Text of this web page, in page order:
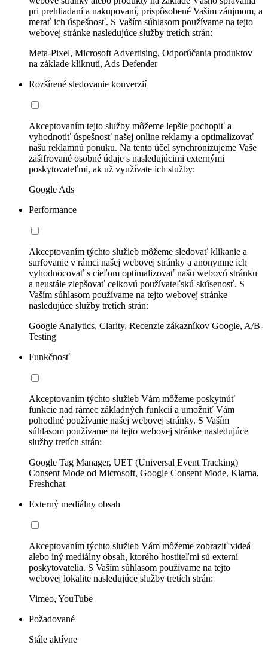
pri prehliadaní a nakupovaní, prispôsobené Vašim záujmom, a
merať ich úspešnosť. S Vaším súhlasom používame na tejto
webovej stránke nasledujúce služby tretích strán:
Meta-Pixel, Microsoft Advertising, Odporúčania produktov
na základe kliknutí, Ads Defender
Rozšírené sledovanie konverzií
Akceptovaním tejto služby môžeme lepšie pochopiť a
vyhodnotiť úspešnosť našej online reklamy a optimalizovať
našu reklamnú ponuku. Na tento účel synchronizujeme Vaše
zašifrované osobné údaje s nasledujúcimi externými
poskytovateľmi, ak už využívate ich služby:
Google Ads
Performance
Akceptovaním týchto služieb môžeme sledovať klikanie a
surfovanie v rámci našej webovej stránky a anonymne ich
vyhodnocovať s cieľom optimalizovať našu webovú stránku
a neustále zlepšovať celkovú používateľskú skúsenosť. S
Vaším súhlasom používame na tejto webovej stránke
nasledujúce služby tretích strán:
Google Analytics, Clarity, Recenzie zákazníkov Google, A/B-
Testing
Funkčnosť
Akceptovaním týchto služieb Vám môžeme poskytnúť
funkcie nad rámec základných funkcií a umožniť Vám
pohodlné používanie našej webovej stránky. S Vaším
súhlasom používame na tejto webovej stránke nasledujúce
služby tretích strán:
Google Tag Manager, UET (Universal Event Tracking)
Consent Mode od Microsoft, Google Consent Mode, Klarna,
Freshchat
Externý mediálny obsah
Akceptovaním týchto služieb Vám môžeme zobraziť videá
alebo iný mediálny obsah, ktorého hostiteľmi sú externí
poskytovatelia. S Vaším súhlasom používame na tejto
webovej lokalite nasledujúce služby tretích strán:
Vimeo, YouTube
Požadované
Stále aktívne